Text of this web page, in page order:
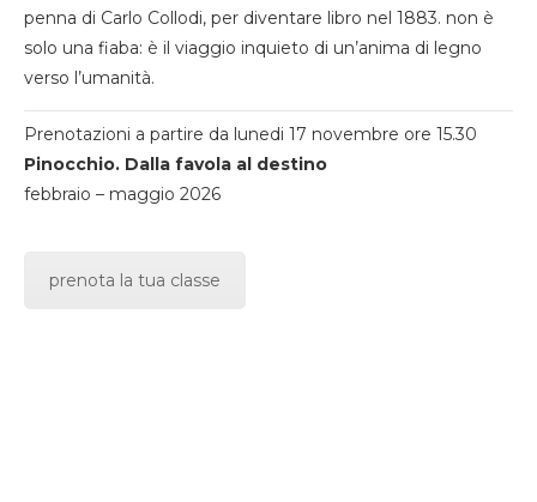
penna di Carlo Collodi, per diventare libro nel 1883. non è
solo una fiaba: è il viaggio inquieto di un’anima di legno
verso l’umanità.
Prenotazioni a partire da lunedi 17 novembre ore 15.30
Pinocchio. Dalla favola al destino
febbraio – maggio 2026
prenota la tua classe